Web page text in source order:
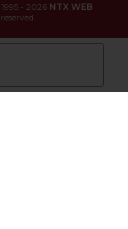
- 2026 NTX WEB